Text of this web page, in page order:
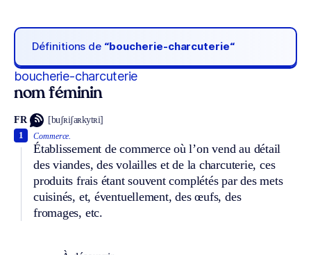
Définitions de “boucherie-charcuterie“
boucherie-charcuterie
nom féminin
FR [buʃʀiʃaʀkytʀi]
Commerce.
Établissement de commerce où l’on vend au détail
des viandes, des volailles et de la charcuterie, ces
produits frais étant souvent complétés par des mets
cuisinés, et, éventuellement, des œufs, des
fromages, etc.
1